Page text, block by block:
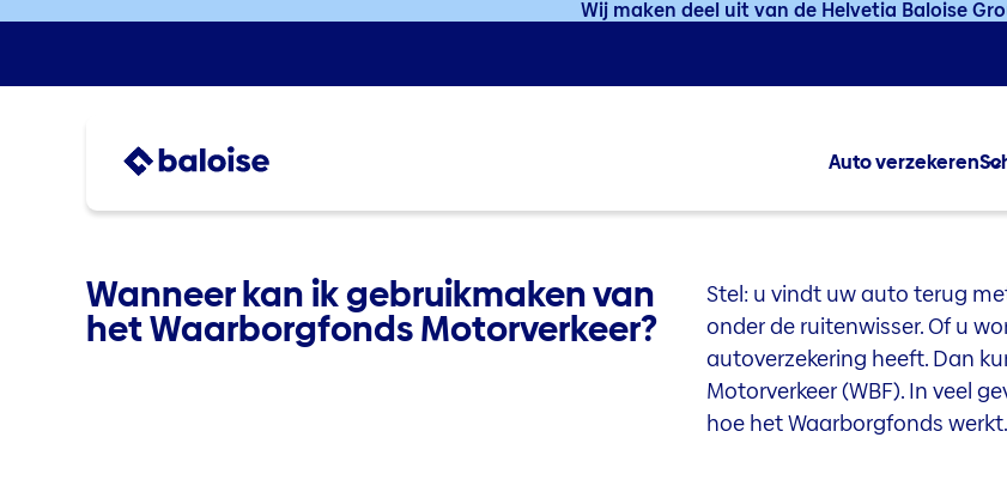
Wij maken deel uit van de Helvetia Baloise
Auto verzekeren
Wanneer kan ik gebruikmaken van
het Waarborgfonds Motorverkeer?
Stel: u vindt uw auto terug
onder de ruitenwisser. Of u
autoverzekering heeft. Dan
Motorverkeer (WBF). In veel
hoe het Waarborgfonds werkt.